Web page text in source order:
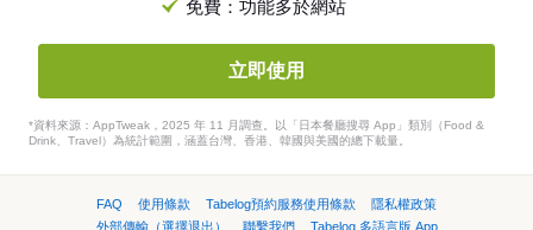
免費：功能多於網站
立即使用
*資料來源：AppTweak，2025 年 11 月調查。以「日本餐廳搜尋 App」類別（Food &
Drink、Travel）為統計範圍，涵蓋台灣、香港、韓國與美國的總下載量。
FAQ 使用條款 Tabelog預約服務使用條款
隱私權政策
外部傳輸（選擇退出）
聯繫我們
Tabelog 多語言版 App